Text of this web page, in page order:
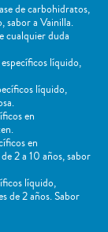
de carbohidratos,
sabor a Vainilla.
cualquier duda
líquido,
líquido,
en
en
2 a 10 años, sabor
líquido,
de 2 años. Sabor